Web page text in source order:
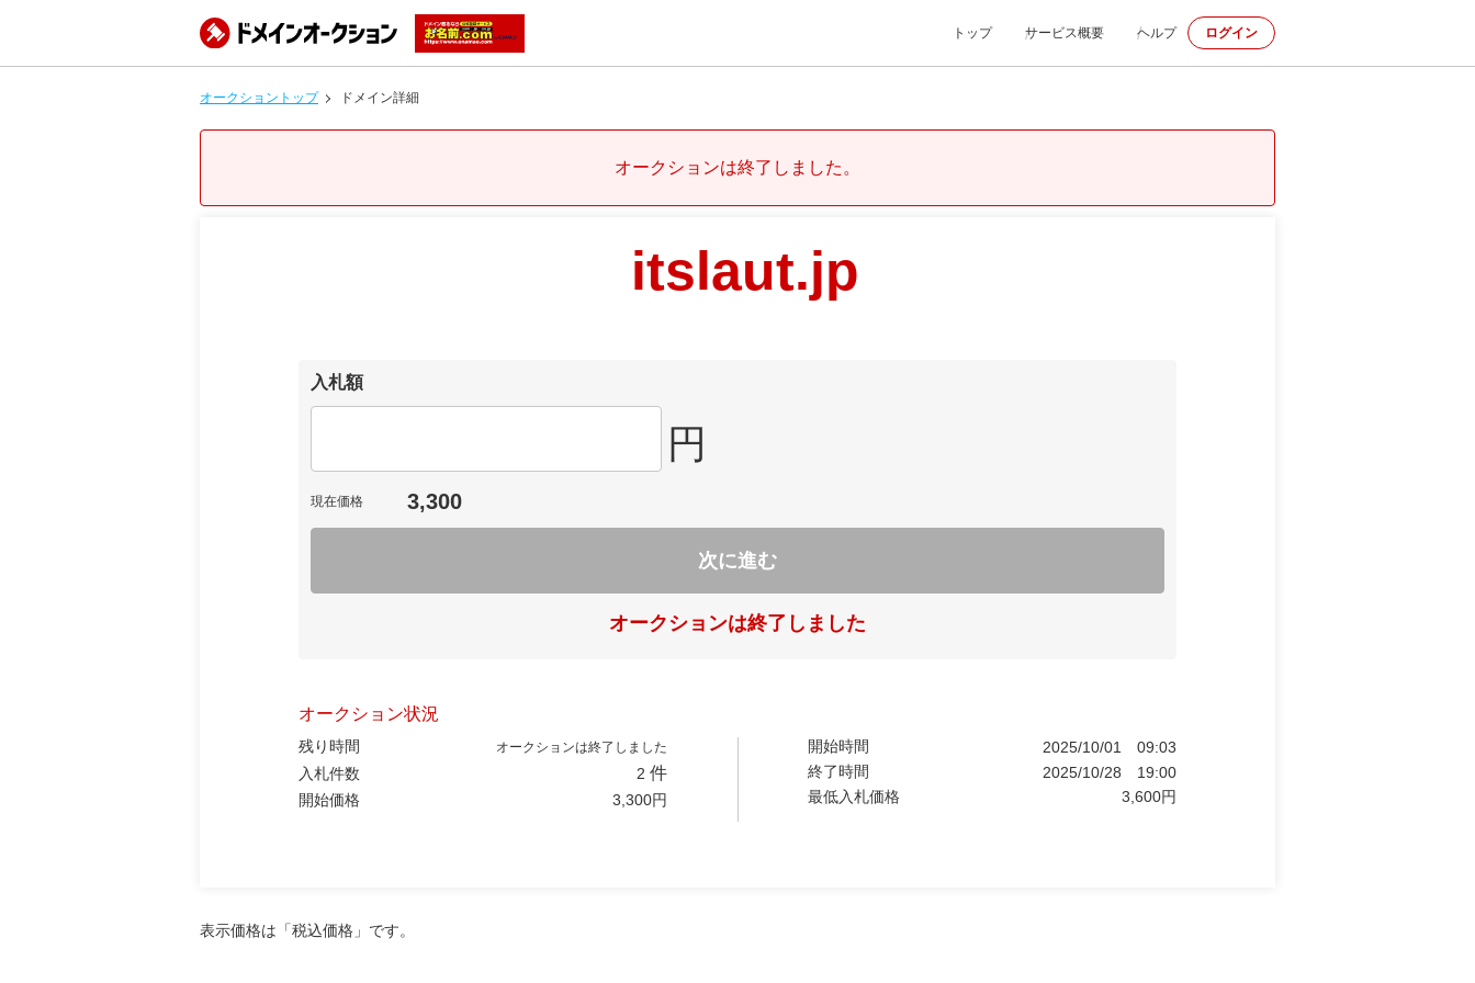
トップ サービス概要 ヘルプ ログイン
オークショントップ ドメイン詳細
オークションは終了しました。
itslaut.jp
入札額
円
現在価格 3,300
次に進む
オークションは終了しました
オークション状況
残り時間 オークションは終了しました
入札件数 2 件
開始価格 3,300円
開始時間 2025/10/01
09:03
終了時間
2025/10/28
19:00
最低入札価格
3,600円
表示価格は「税込価格」です。